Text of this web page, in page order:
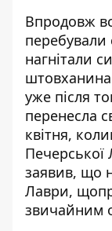
Впродовж
перебували
нагнітали
уже після
перенесла
квітня,
заявив, що
Лаври,
звичайним